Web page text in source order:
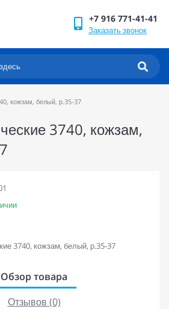
+7 916 771-41-41
Заказать звонок
кожзам, белый, р.35-37
3740, кожзам,
Обзор товара
Отзывов (0)